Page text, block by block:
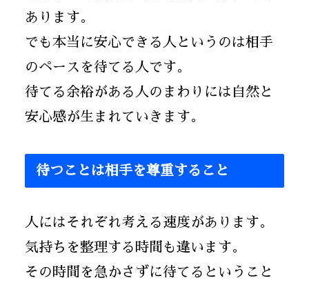
あります。
でも本当に安心できる人というのは相手
のペースを待てる人です。
待てる余裕がある人のまわりには自然と
安心感が生まれていきます。
待つことは相手を尊重すること
人にはそれぞれ考える速度があります。
気持ちを整理する時間も違います。
その時間を急かさずに待てるということ